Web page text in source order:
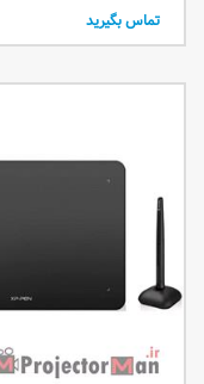
تماس بگیرید